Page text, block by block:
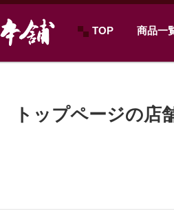
TOP 商品一
トップページの店